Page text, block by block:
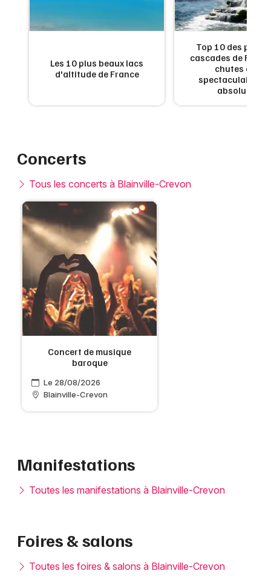
Les 10 plus beaux lacs
d'altitude de France
Top 10 des plus
cascades de
chutes d'eau
spectaculaires à
absolument
Concerts
Tous les concerts à Blainville-Crevon
Concert de musique
baroque
Le 28/08/2026
Blainville-Crevon
Manifestations
Toutes les manifestations à Blainville-Crevon
Foires & salons
Toutes les foires & salons à Blainville-Crevon